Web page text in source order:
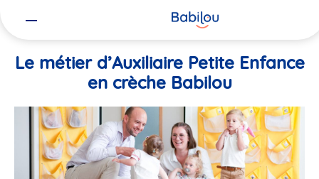
Le métier d’Auxiliaire Petite Enfance
en crèche Babilou